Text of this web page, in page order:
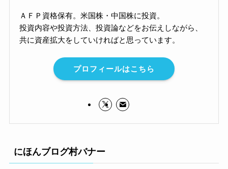
ＡＦＰ資格保有。米国株・中国株に投資。
投資内容や投資方法、投資論などをお伝えしながら、
共に資産拡大をしていければと思っています。
プロフィールはこちら
にほんブログ村バナー